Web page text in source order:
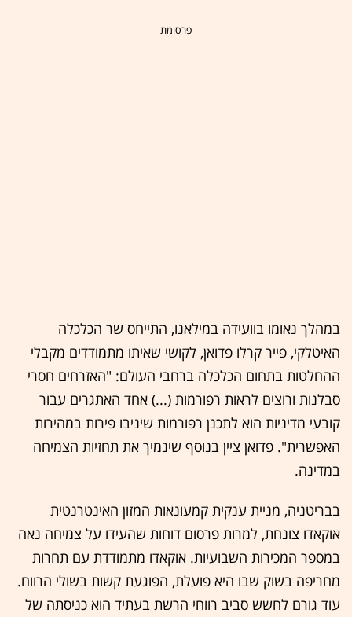
- פרסומת -
במהלך נאומו בוועידה במילאנו, התייחס שר הכלכלה
האיטלקי, פייר קרלו פדואן, לקושי שאיתו מתמודדים מקבלי
ההחלטות בתחום הכלכלה ברחבי העולם: "האזרחים חסרי
סבלנות ורוצים לראות רפורמות (...) אחד האתגרים עבור
קובעי מדיניות הוא לתכנן רפורמות שיניבו פירות במהירות
האפשרית". פדואן ציין בנוסף שינמיך את תחזיות הצמיחה
במדינה.
בבריטניה, מניית ענקית קמעונאות המזון האינטרנטית
אוקאדו צונחת, למרות פרסום דוחות שהעידו על צמיחה נאה
במספר המכירות השבועיות. אוקאדו מתמודדת עם תחרות
מחריפה בשוק שבו היא פועלת, הפוגעת קשות בשולי הרווח.
עוד גורם לחשש סביב רווחי הרשת בעתיד הוא כניסתה של